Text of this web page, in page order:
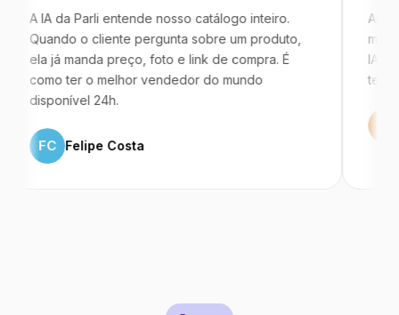
da Parli entende nosso catálogo inteiro.
o cliente pergunta sobre um produto,
já manda preço, foto e link de compra. É
ter o melhor vendedor do mundo
24h.
Felipe Costa
Antes da
mandavam
IA atende
temos 40%